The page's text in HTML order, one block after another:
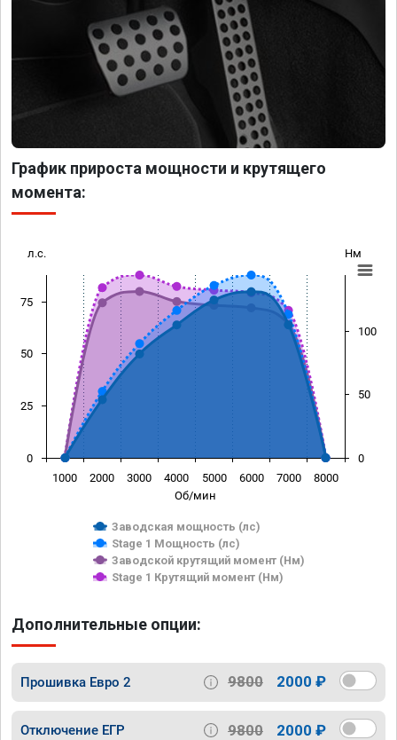
График прироста мощности и крутящего
момента:
Об/мин
л.с. Нм
Заводская мощность (лс)
Stage 1 Мощность (лс)
Заводской крутящий момент (Нм)
Stage 1 Крутящий момент (Нм)
1000 2000 3000 4000 5000 6000 7000 8000
0
25
50
75
0
50
100
Дополнительные опции:
Прошивка Евро 2 9800 2000 ₽
Отключение ЕГР 9800 2000 ₽